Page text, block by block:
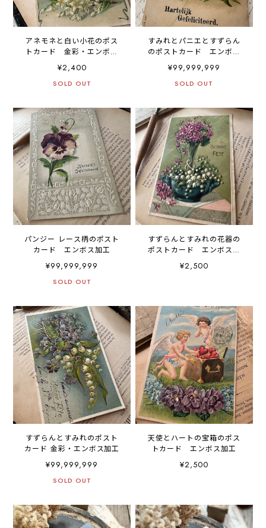
アネモネと白い小花のポス
トカード 金彩・エンボス
¥2,400
SOLD OUT
すみれとパニエとすずらん
のポストカード エンボス
¥99,999,999
SOLD OUT
パンジー レース柄のポスト
カード エンボス加工
¥99,999,999
SOLD OUT
すずらんとすみれの花器の
ポストカード エンボス加
工
¥2,500
すずらんとすみれのポスト
カード 金彩・エンボス加工
¥99,999,999
SOLD OUT
天使とハートの宝箱のポス
トカード エンボス加工
¥2,500